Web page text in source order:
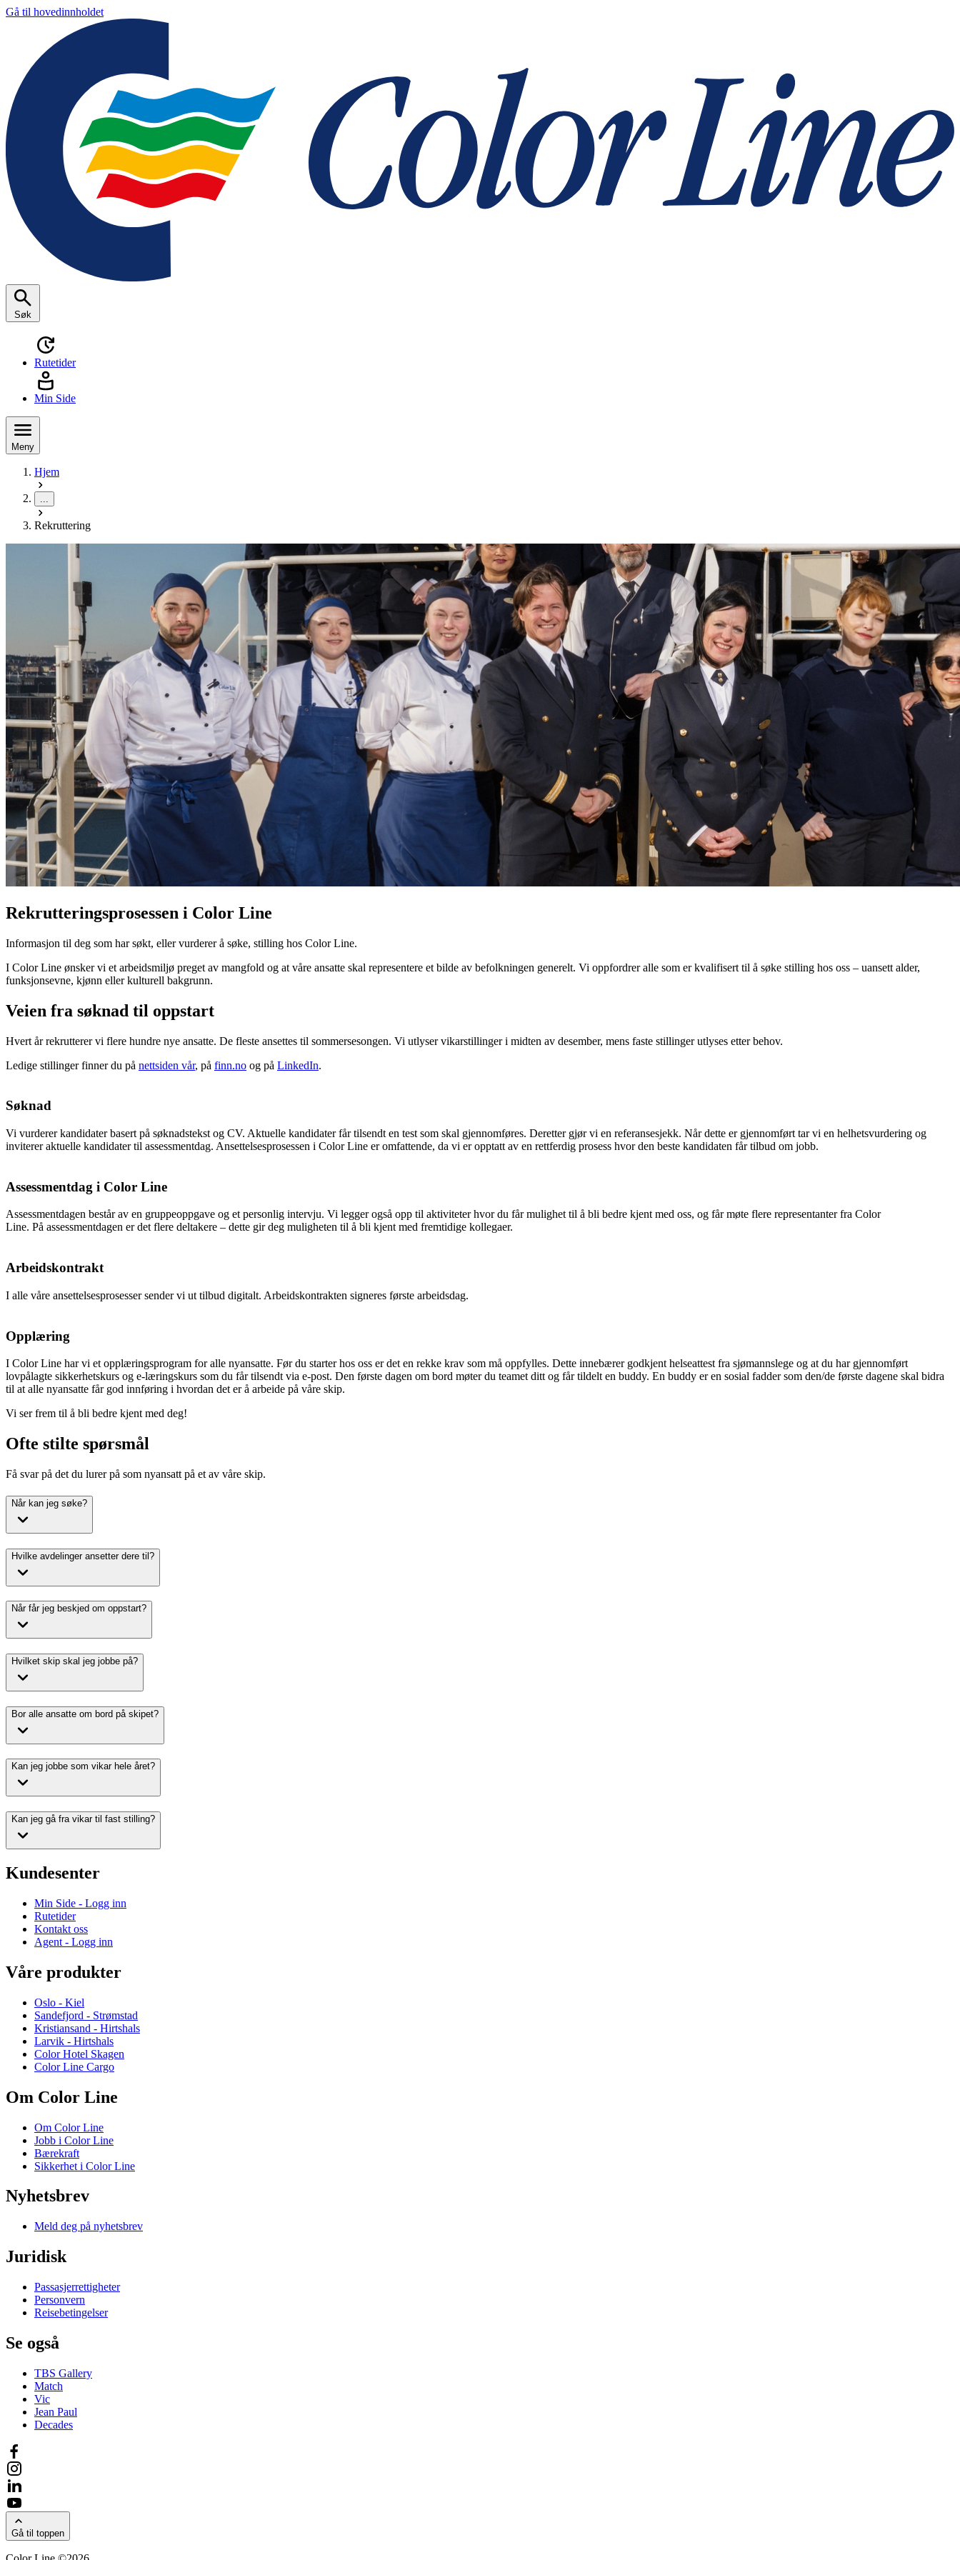
Gå til hovedinnholdet
Søk
Rutetider
Min Side
Meny
Hjem
Rekruttering
Rekrutteringsprosessen i Color Line
Informasjon til deg som har søkt, eller vurderer å søke, stilling hos Color Line.
I Color Line ønsker vi et arbeidsmiljø preget av mangfold og at våre ansatte skal representere et bilde av befolkningen generelt. Vi oppfordrer alle som er kvalifisert til å søke stilling hos oss – uansett alder,
funksjonsevne, kjønn eller kulturell bakgrunn.
Veien fra søknad til oppstart
Hvert år rekrutterer vi flere hundre nye ansatte. De fleste ansettes til sommersesongen. Vi utlyser vikarstillinger i midten av desember, mens faste stillinger utlyses etter behov.
Ledige stillinger finner du på nettsiden vår, på finn.no og på LinkedIn.
Søknad
Vi vurderer kandidater basert på søknadstekst og CV. Aktuelle kandidater får tilsendt en test som skal gjennomføres. Deretter gjør vi en referansesjekk. Når dette er gjennomført tar vi en helhetsvurdering og
inviterer aktuelle kandidater til assessmentdag. Ansettelsesprosessen i Color Line er omfattende, da vi er opptatt av en rettferdig prosess hvor den beste kandidaten får tilbud om jobb.
Assessmentdag i Color Line
Assessmentdagen består av en gruppeoppgave og et personlig intervju. Vi legger også opp til aktiviteter hvor du får mulighet til å bli bedre kjent med oss, og får møte flere representanter fra Color
Line. På assessmentdagen er det flere deltakere – dette gir deg muligheten til å bli kjent med fremtidige kollegaer.
Arbeidskontrakt
I alle våre ansettelsesprosesser sender vi ut tilbud digitalt. Arbeidskontrakten signeres første arbeidsdag.
Opplæring
I Color Line har vi et opplæringsprogram for alle nyansatte. Før du starter hos oss er det en rekke krav som må oppfylles. Dette innebærer godkjent helseattest fra sjømannslege og at du har gjennomført
lovpålagte sikkerhetskurs og e-læringskurs som du får tilsendt via e-post. Den første dagen om bord møter du teamet ditt og får tildelt en buddy. En buddy er en sosial fadder som den/de første dagene skal bidra
til at alle nyansatte får god innføring i hvordan det er å arbeide på våre skip.
Vi ser frem til å bli bedre kjent med deg!
Ofte stilte spørsmål
Få svar på det du lurer på som nyansatt på et av våre skip.
Når kan jeg søke?
Hvilke avdelinger ansetter dere til?
Når får jeg beskjed om oppstart?
Hvilket skip skal jeg jobbe på?
Bor alle ansatte om bord på skipet?
Kan jeg jobbe som vikar hele året?
Kan jeg gå fra vikar til fast stilling?
Kundesenter
Min Side - Logg inn
Rutetider
Kontakt oss
Agent - Logg inn
Våre produkter
Oslo - Kiel
Sandefjord - Strømstad
Kristiansand - Hirtshals
Larvik - Hirtshals
Color Hotel Skagen
Color Line Cargo
Om Color Line
Om Color Line
Jobb i Color Line
Bærekraft
Sikkerhet i Color Line
Nyhetsbrev
Meld deg på nyhetsbrev
Juridisk
Passasjerrettigheter
Personvern
Reisebetingelser
Se også
TBS Gallery
Match
Vic
Jean Paul
Decades
Gå til toppen